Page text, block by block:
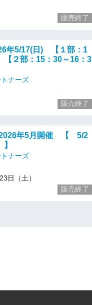
販売終了
年5/17(日) 【１部：1
２部：15：30～16：3
ナーズ
販売終了
年5月開催 【 5/2
ナーズ
日（土）
販売終了